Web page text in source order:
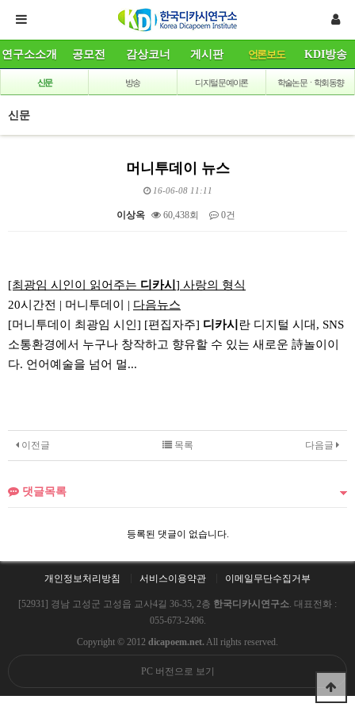
연구소소개 공모전 감상코너 게시판 언론보도 KDI방송
신문 방송 디지털 문예이론 학술논문ㆍ학회동향
신문
머니투데이 뉴스
16-06-08 11:11
이상옥 60,438회 0건
[최광임 시인이 읽어주는 디카시 ] 사랑의 형식
20시간전 | 머니투데이 | 다음뉴스
[머니투데이 최광임 시인] [편집자주] 디카시 란 디지털 시대, SNS
소통환경에서 누구나 창작하고 향유할 수 있는 새로운 詩놀이이
다. 언어예술을 넘어 멀...
이전글 다음글
목록
댓글목록
등록된 댓글이 없습니다.
개인정보처리방침 서비스이용약관 이메일무단수집거부
[52931] 경남 고성군 고성읍 교사4길 36-35, 2층 한국디카시연구소. 대표전화 :
055-673-2496.
Copyright © 2012 dicapoem.net. All rights reserved.
PC 버전으로 보기